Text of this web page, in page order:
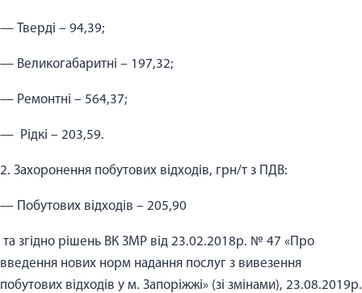
— Тверді – 94,39;
— Великогабаритні – 197,32;
— Ремонтні – 564,37;
— Рідкі – 203,59.
2. Захоронення побутових відходів, грн/т з ПДВ:
— Побутових відходів – 205,90
та згідно рішень ВК ЗМР від 23.02.2018р. № 47 «Про
введення нових норм надання послуг з вивезення
побутових відходів у м. Запоріжжі» (зі змінами), 23.08.2019р.